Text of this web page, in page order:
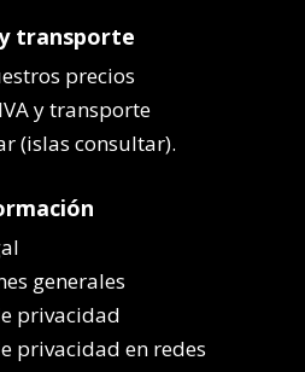
transporte
precios
y transporte
(islas consultar).
generales
privacidad
privacidad en redes